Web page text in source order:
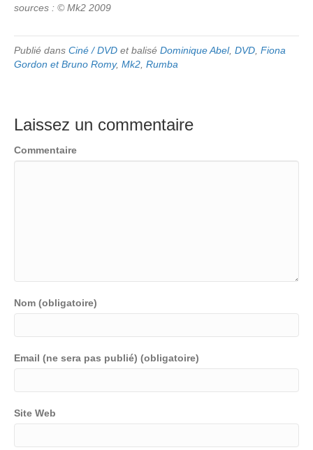
sources : © Mk2 2009
Publié dans Ciné / DVD et balisé Dominique Abel, DVD Fiona
Gordon et Bruno Romy, Mk2 Rumba
Laissez un commentaire
Commentaire
Nom (obligatoire)
Email (ne sera pas publié) (obligatoire)
Site Web